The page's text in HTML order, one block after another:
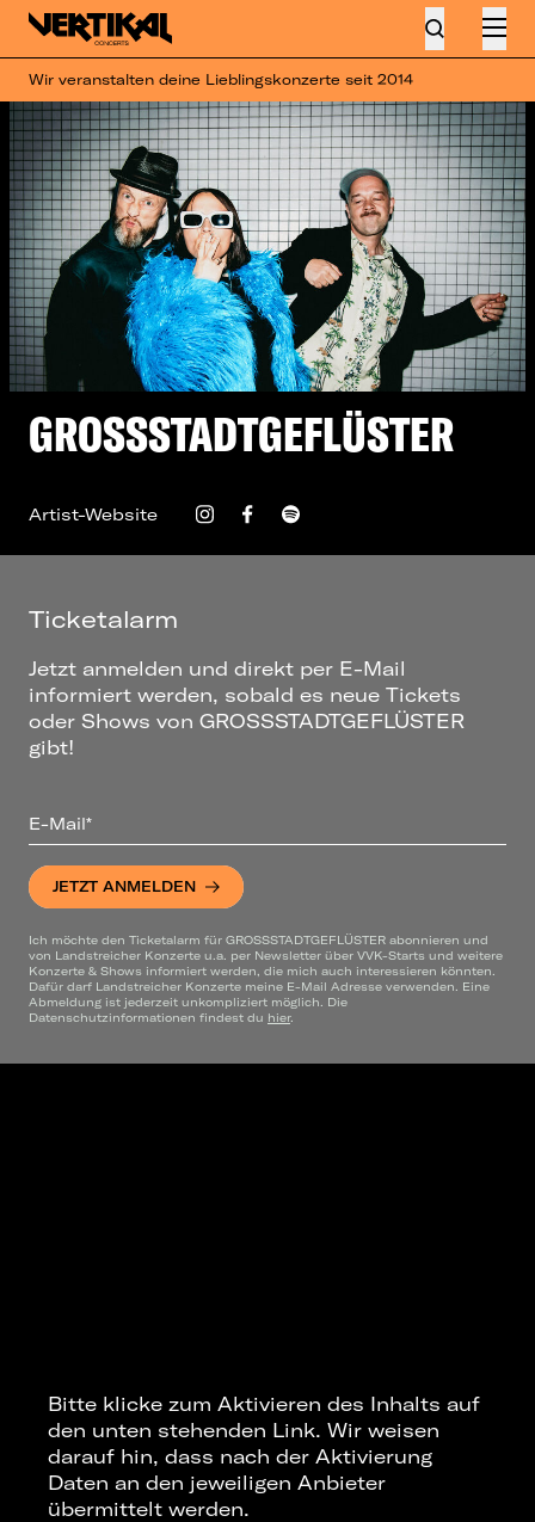
Wir veranstalten deine Lieblingskonzerte seit 2014
GROSSSTADTGEFLÜSTER
Artist-Website
Ticketalarm
Jetzt anmelden und direkt per E-Mail
informiert werden, sobald es neue Tickets
oder Shows von GROSSSTADTGEFLÜSTER
gibt!
E-Mail*
JETZT ANMELDEN
Ich möchte den Ticketalarm für GROSSSTADTGEFLÜSTER abonnieren und
von Landstreicher Konzerte u.a. per Newsletter über VVK-Starts und weitere
Konzerte & Shows informiert werden, die mich auch interessieren könnten.
Dafür darf Landstreicher Konzerte meine E-Mail Adresse verwenden. Eine
Abmeldung ist jederzeit unkompliziert möglich. Die
Datenschutzinformationen findest du hier.
Bitte klicke zum Aktivieren des Inhalts auf
den unten stehenden Link. Wir weisen
darauf hin, dass nach der Aktivierung
Daten an den jeweiligen Anbieter
übermittelt werden.